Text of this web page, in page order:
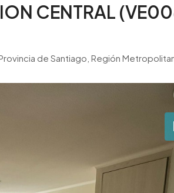
CENTRAL
de Santiago, Región